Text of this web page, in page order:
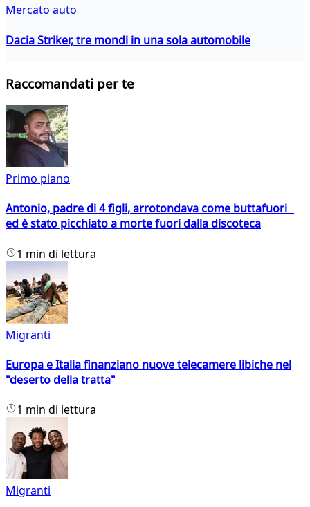
Mercato auto
Dacia Striker, tre mondi in una sola automobile
Raccomandati per te
Primo piano
Antonio, padre di 4 figli, arrotondava come buttafuori
ed è stato picchiato a morte fuori dalla discoteca
1 min di lettura
Migranti
Europa e Italia finanziano nuove telecamere libiche nel
"deserto della tratta"
1 min di lettura
Migranti